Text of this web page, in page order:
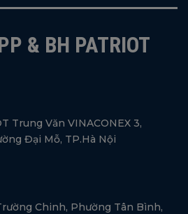
& BH PATRIOT
Trung Văn VINACONEX 3,
Đại Mỗ, TP.Hà Nội
Chinh, Phường Tân Bình,